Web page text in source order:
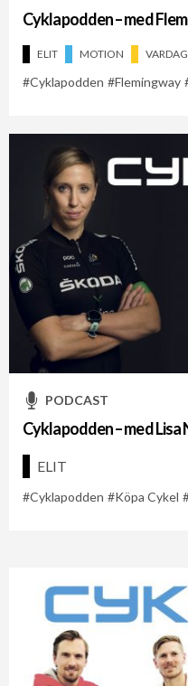
Cyklapodden – med
ELIT MOTION VARDAG
Cyklapodden Flemingway
PODCAST
Cyklapodden – med Lisa
ELIT
Cyklapodden Köpa Cykel